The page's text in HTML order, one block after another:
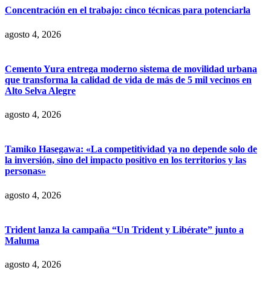
Concentración en el trabajo: cinco técnicas para potenciarla
agosto 4, 2026
Cemento Yura entrega moderno sistema de movilidad urbana
que transforma la calidad de vida de más de 5 mil vecinos en
Alto Selva Alegre
agosto 4, 2026
Tamiko Hasegawa: «La competitividad ya no depende solo de
la inversión, sino del impacto positivo en los territorios y las
personas»
agosto 4, 2026
Trident lanza la campaña “Un Trident y Libérate” junto a
Maluma
agosto 4, 2026